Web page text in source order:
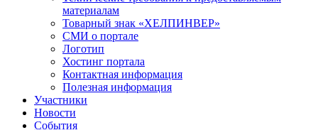
материалам
Товарный знак «ХЕЛПИНВЕР»
СМИ о портале
Логотип
Хостинг портала
Контактная информация
Полезная информация
Участники
Новости
События